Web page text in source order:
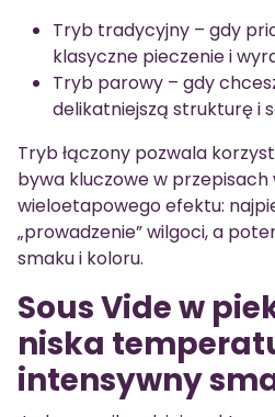
Tryb tradycyjny – gdy
klasyczne pieczenie i
Tryb parowy – gdy
delikatniejszą strukturę i
Tryb łączony pozwala
bywa kluczowe w
wieloetapowego efektu:
„prowadzenie” wilgoci, a
smaku i koloru.
Sous Vide w
niska
intensywny